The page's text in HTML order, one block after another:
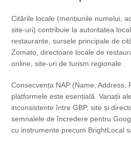
Citările locale (mențiunile numelui,
site-uri) contribuie la autoritatea
restaurante, sursele principale de
Zomato, directoare locale de
online, site-uri de turism regionale.
Consecvența NAP (Name, Address,
platformele este esențială. Variații
inconsistente între GBP, site și
semnalele de încredere pentru
cu instrumente precum BrightLocal